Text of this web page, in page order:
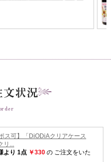
状況